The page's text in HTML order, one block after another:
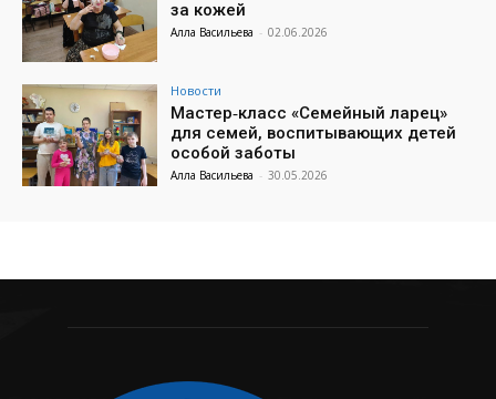
за кожей
Алла Васильева - 02.06.2026
Новости
Мастер‑класс «Семейный ларец»
для семей, воспитывающих детей
особой заботы
Алла Васильева - 30.05.2026